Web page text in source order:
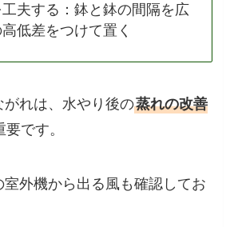
夫する：鉢と鉢の間隔を広
低差をつけて置く
がれは、水やり後の蒸れの改善
要です。
室外機から出る風も確認してお